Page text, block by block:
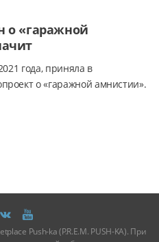
о «гаражной
года, приняла в
о «гаражной амнистии».
Push-ka (P.R.E.M. PUSH-KA). При